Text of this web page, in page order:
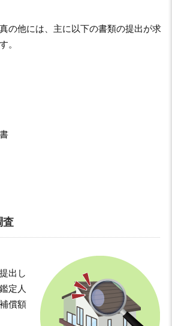
の他には、主に以下の書類の提出が求
。
査
出し
定人
償額